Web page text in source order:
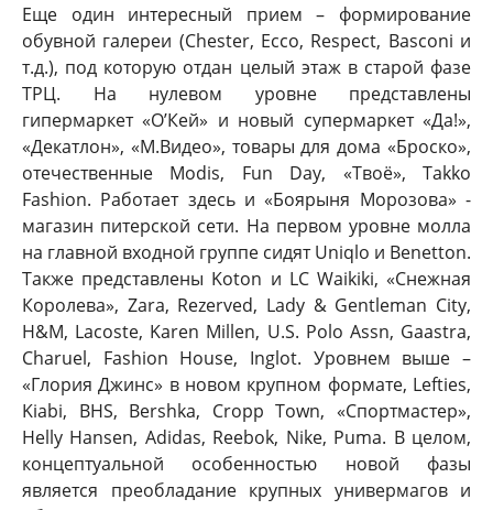
Еще один интересный прием – формирование
обувной галереи (Chester, Ecco, Respect, Basconi и
т.д.), под которую отдан целый этаж в старой фазе
ТРЦ. На нулевом уровне представлены
гипермаркет «О’Кей» и новый супермаркет «Да!»,
«Декатлон», «М.Видео», товары для дома «Броско»,
отечественные Modis, Fun Day, «Твоё», Takko
Fashion. Работает здесь и «Боярыня Морозова» -
магазин питерской сети. На первом уровне молла
на главной входной группе сидят Uniqlo и Benetton.
Также представлены Koton и LC Waikiki, «Снежная
Королева», Zara, Rezerved, Lady & Gentleman City,
H&M, Lacoste, Karen Millen, U.S. Polo Assn, Gaastra,
Charuel, Fashion House, Inglot. Уровнем выше –
«Глория Джинс» в новом крупном формате, Lefties,
Kiabi, BHS, Bershka, Cropp Town, «Спортмастер»,
Helly Hansen, Adidas, Reebok, Nike, Puma. В целом,
концептуальной особенностью новой фазы
является преобладание крупных универмагов и